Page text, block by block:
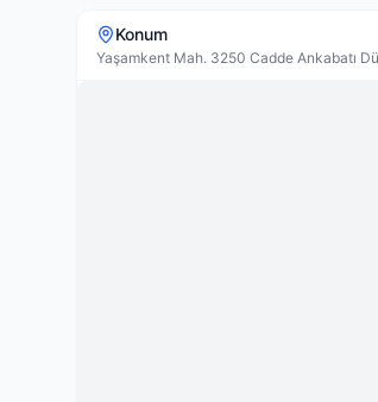
Konum
Yaşamkent Mah. 3250 Cadde Ankabatı